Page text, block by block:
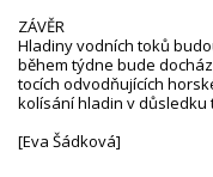
ZÁVĚR
Hladiny vodních toků
během týdne bude
tocích odvodňujících
kolísání hladin v důsledku
[Eva Šádková]